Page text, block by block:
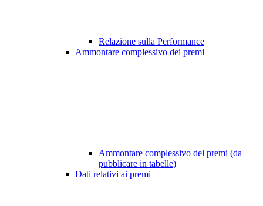
Relazione sulla Performance
Ammontare complessivo dei premi
Ammontare complessivo dei premi (da
pubblicare in tabelle)
Dati relativi ai premi